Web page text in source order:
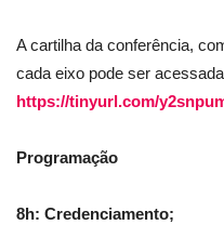
A cartilha da conferência,
cada eixo pode ser
https://tinyurl.com/
Programação
8h: Credenciamento;